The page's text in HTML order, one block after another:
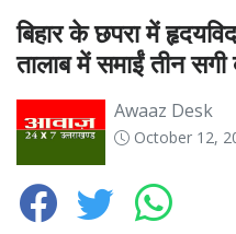
बिहार के छपरा में
तालाब में समाईं तीन
Awaaz Desk
October 12,